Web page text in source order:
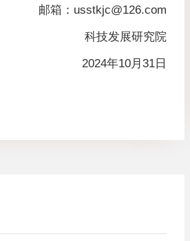
邮箱： usstkjc@126.com
科技发展研究院
2024年10月 31 日